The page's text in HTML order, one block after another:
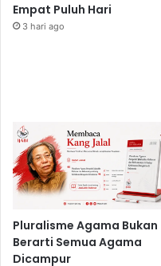
Empat Puluh Hari
3 hari ago
Pluralisme Agama Bukan
Berarti Semua Agama
Dicampur